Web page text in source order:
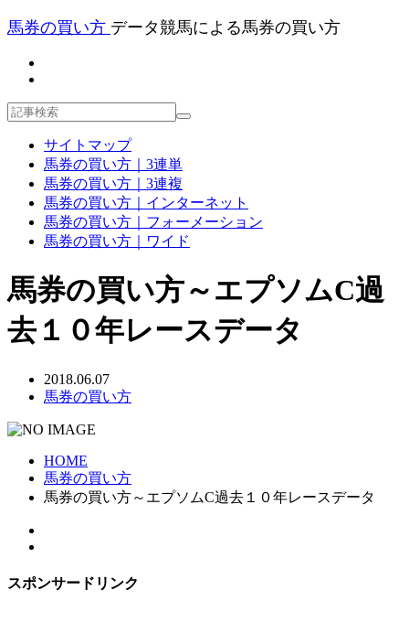
馬券の買い方 データ競馬による馬券の買い方
サイトマップ
馬券の買い方｜3連単
馬券の買い方｜3連複
馬券の買い方｜インターネット
馬券の買い方｜フォーメーション
馬券の買い方｜ワイド
馬券の買い方～エプソムC過
去１０年レースデータ
2018.06.07
馬券の買い方
HOME
馬券の買い方
馬券の買い方～エプソムC過去１０年レースデータ
スポンサードリンク